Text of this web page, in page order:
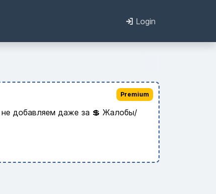
Login
добавляем даже за 💲 Жалобы/
Premium